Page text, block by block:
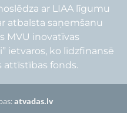
ar LIAA līgumu
atbalsta saņemšanu
MVU inovatīvas
ietvaros, ko līdzfinansē
attīstības fonds.
atvadas.lv